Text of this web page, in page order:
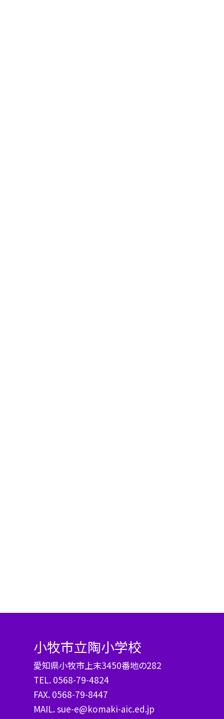
小牧市立陶小学校
愛知県小牧市上末3450番地の282
TEL. 0568-79-4824
FAX. 0568-79-8447
MAIL. sue-e@komaki-aic.ed.jp